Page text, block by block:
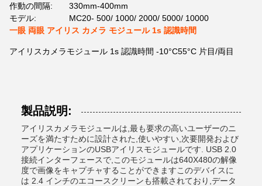
作動の間隔:
330mm-400mm
モデル:
MC20- 500/ 1000/ 2000/ 5000/ 10000
一眼 両眼 アイリス カメラ モジュール 1s 認識時間
アイリスカメラモジュール 1s 認識時間 -10°C55°C 片目/両目
製品説明:
アイリスカメラモジュールは,最も要求の高いユーザーのニ
ーズを満たすために設計された,使いやすい,次要開発および
アプリケーションのUSBアイリスモジュールです. USB 2.0
接続インターフェースで,このモジュールは640X480の解像
度で画像をキャプチャすることができますこのデバイスに
は 2.4 インチのエコースクリーンも搭載されており,データ